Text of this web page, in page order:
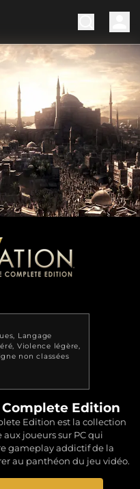
Langage
Violence légère
non classées
Edition
Edition est la collection
joueurs sur PC qui
gameplay addictif de la
au panthéon du jeu vidéo.